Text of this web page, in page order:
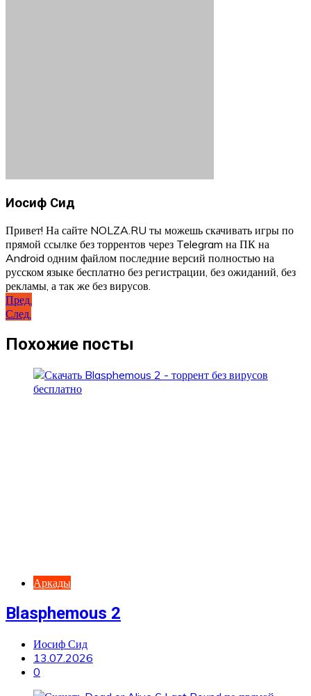
Иосиф Сид
Привет! На сайте NOLZA.RU ты можешь скачивать игры по
прямой ссылке без торрентов через Telegram на ПК на
Android одним файлом последние версий полностью на
русском языке бесплатно без регистрации, без ожиданий, без
рекламы, а так же без вирусов.
Навигация
по
записям
Пред.
След.
Похожие посты
Аркады
Blasphemous 2
Иосиф Сид
13.07.2026
0